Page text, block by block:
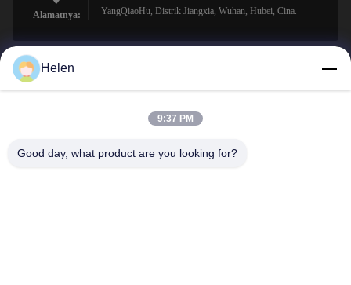
Alamatnya:
YangQiaoHu, Distrik Jiangxia, Wuhan, Hubei, Cina.
sales@perfectlaser.net
Helen
9:37 PM
Good day, what product are you looking for?